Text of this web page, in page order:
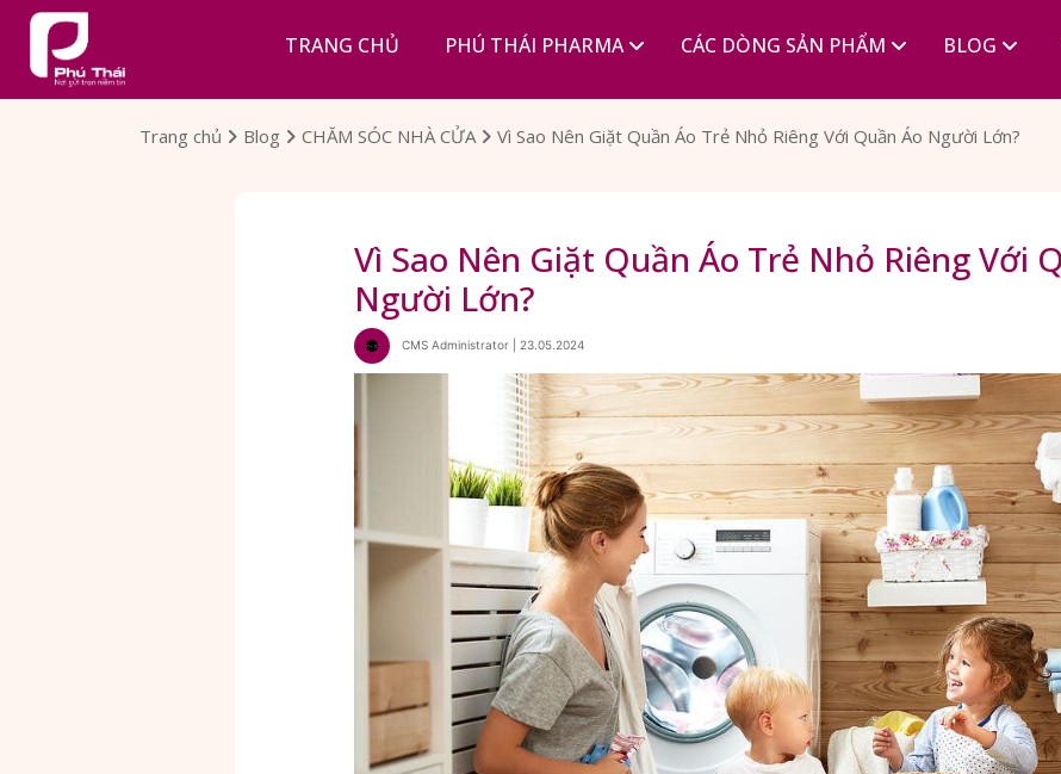
TRANG CHỦ PHÚ THÁI PHARMA CÁC DÒNG SẢN PHẨM BLOG
Trang chủ Blog CHĂM SÓC NHÀ CỬA Vì Sao Nên Giặt Quần Áo Trẻ Nhỏ Riêng Với Quần Áo Người Lớn?
Vì Sao Nên Giặt Quần Áo Trẻ Nhỏ Riêng Với
Người Lớn?
CMS Administrator | 23.05.2024